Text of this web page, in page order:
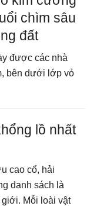
chìm sâu
đất
được các nhà
bên dưới lớp vỏ
lồ nhất
cao cổ, hải
danh sách là
Mỗi loài vật